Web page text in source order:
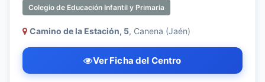
Colegio de Educación Infantil y Primaria
Camino de la Estación, 5, Canena (Jaén)
Ver Ficha del Centro